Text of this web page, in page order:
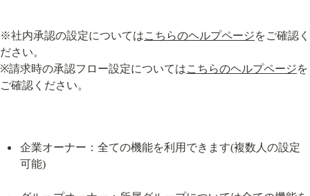
※社内承認の設定についてはこちらのヘルプページをご確認く
ださい。
※請求時の承認フロー設定についてはこちらのヘルプページを
ご確認ください。
企業オーナー：全ての機能を利用できます(複数人の設定
可能)